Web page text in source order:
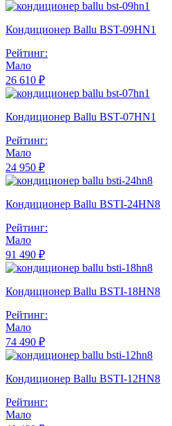
Кондиционер Ballu BST-09HN1
Рейтинг:
Мало
26 610 ₽
Кондиционер Ballu BST-07HN1
Рейтинг:
Мало
24 950 ₽
Кондиционер Ballu BSTI-24HN8
Рейтинг:
Мало
91 490 ₽
Кондиционер Ballu BSTI-18HN8
Рейтинг:
Мало
74 490 ₽
Кондиционер Ballu BSTI-12HN8
Рейтинг:
Мало